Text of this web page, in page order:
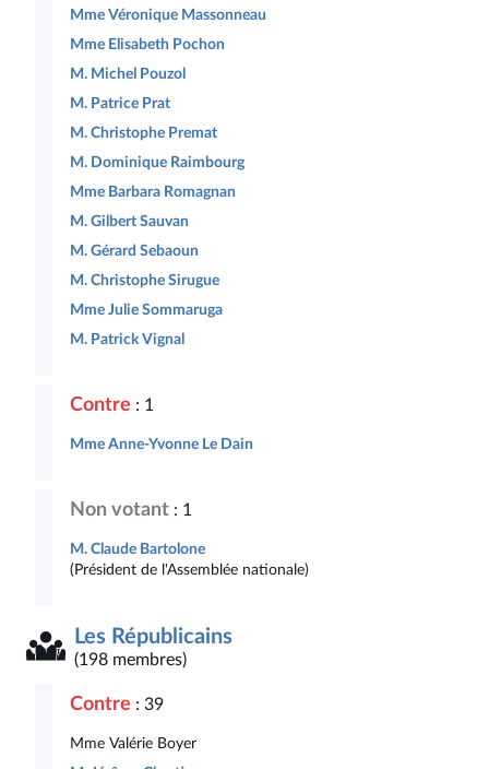
Mme Véronique Massonneau
Mme Elisabeth Pochon
M. Michel Pouzol
M. Patrice Prat
M. Christophe Premat
M. Dominique Raimbourg
Mme Barbara Romagnan
M. Gilbert Sauvan
M. Gérard Sebaoun
M. Christophe Sirugue
Mme Julie Sommaruga
M. Patrick Vignal
Contre : 1
Mme Anne-Yvonne Le Dain
Non votant : 1
M. Claude Bartolone
(Président de l'Assemblée nationale)
Les Républicains
(198 membres)
Contre : 39
Mme Valérie Boyer